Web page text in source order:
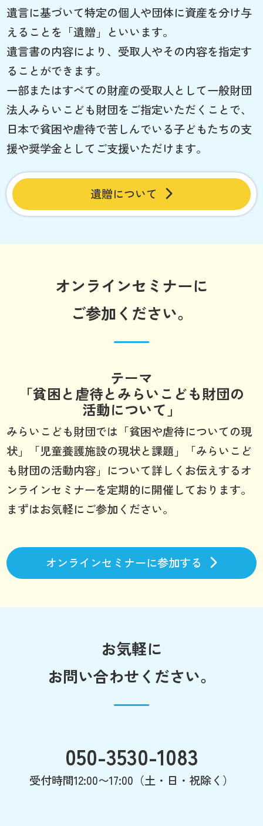
遺言に基づいて特定の個人や団体に資産を分け与
えることを「遺贈」といいます。
遺言書の内容により、受取人やその内容を指定す
ることができます。
一部またはすべての財産の受取人として一般財団
法人みらいこども財団をご指定いただくことで、
日本で貧困や虐待で苦しんでいる子どもたちの支
援や奨学金としてご支援いただけます。
遺贈について
オンラインセミナーに
ご参加ください。
テーマ
「貧困と虐待とみらいこども財団の
活動について」
みらいこども財団では「貧困や虐待についての現
状」「児童養護施設の現状と課題」「みらいこど
も財団の活動内容」について詳しくお伝えするオ
ンラインセミナーを定期的に開催しております。
まずはお気軽にご参加ください。
オンラインセミナーに参加する
お気軽に
お問い合わせください。
050-3530-1083
受付時間12:00〜17:00（土・日・祝除く）